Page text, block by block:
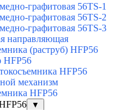
графитовая 56TS-1
графитовая 56TS-2
графитовая 56TS-3
направляющая
(раструб) HFP56
HFP56
HFP56
механизм
HFP56
▼